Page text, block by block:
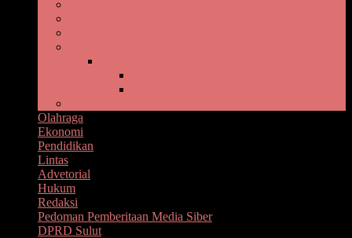
Olahraga
Ekonomi
Pendidikan
Lintas
Advetorial
Hukum
Redaksi
Pedoman Pemberitaan Media Siber
DPRD Sulut